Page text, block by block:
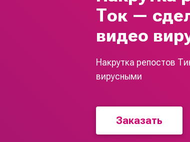
Ток —
видео
Накрутка репостов
вирусными
Заказать